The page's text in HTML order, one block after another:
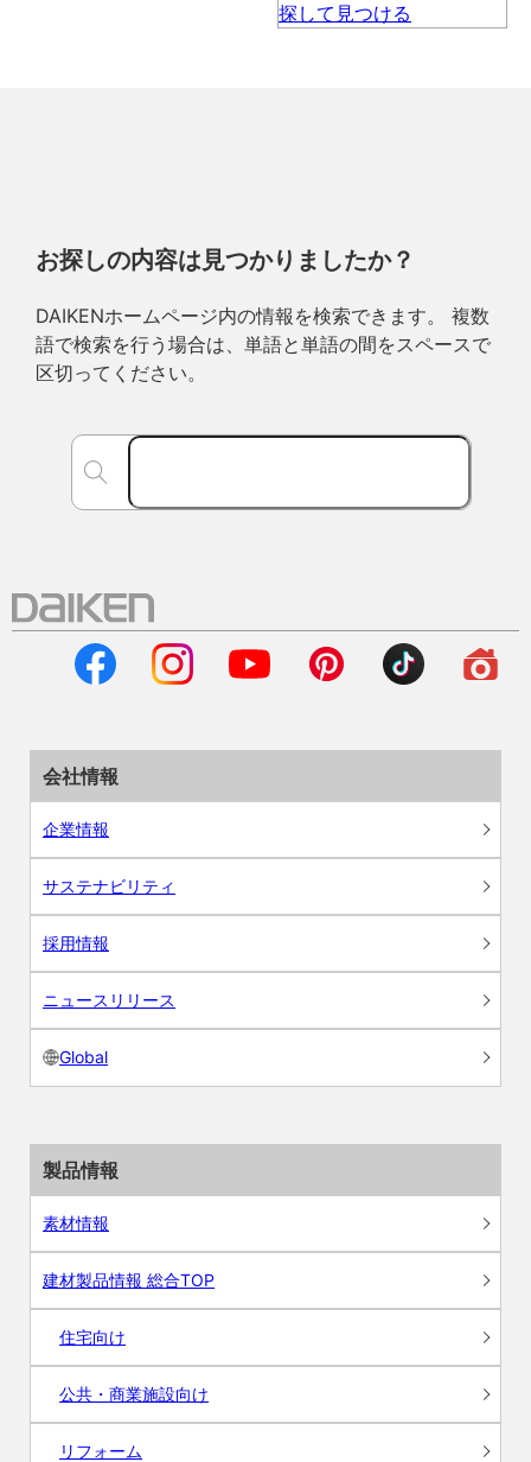
お探しの内容は見つかりましたか？
DAIKENホームページ内の情報を検索できます。 複数
語で検索を行う場合は、単語と単語の間をスペースで
区切ってください。
会社情報
企業情報
サステナビリティ
採用情報
ニュースリリース
Global
製品情報
素材情報
建材製品情報 総合TOP
住宅向け
公共・商業施設向け
リフォーム